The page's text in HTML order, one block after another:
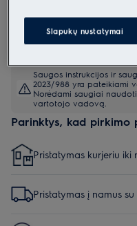
Saugos instrukcijos ir
2023/988 yra pateikiami
Norėdami saugiai
vartotojo vadovą.
Parinktys, kad pirkimo
Pristatymas kurjeriu iki
Pristatymas į namus su
Slapukų nustatymai